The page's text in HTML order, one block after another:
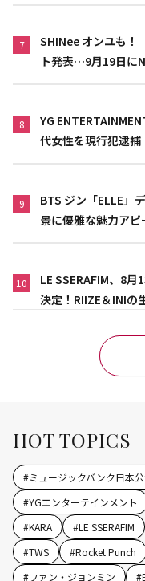
7
SHINee オンユも！
ト発表…9月19日に
8
YG
代女性を現行犯逮捕
9
BTS ジン「ELLE」
景に優雅な魅力アピ
10
LE SSERAFIM、8
決定！RIIZE＆INIの
HOT TOPICS
#ミュージックバンク日本
#YGエンターテインメント
#KARA #LE SSERAFIM
#TWS #Rocket Punch
#ファン・ジョンミン #